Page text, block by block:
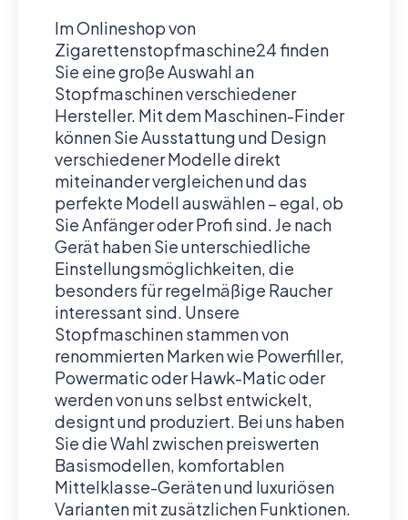
Im Onlineshop von
Zigarettenstopfmaschine24 finden
Sie eine große Auswahl an
Stopfmaschinen verschiedener
Hersteller. Mit dem Maschinen-Finder
können Sie Ausstattung und Design
verschiedener Modelle direkt
miteinander vergleichen und das
perfekte Modell auswählen – egal, ob
Sie Anfänger oder Profi sind. Je nach
Gerät haben Sie unterschiedliche
Einstellungsmöglichkeiten, die
besonders für regelmäßige Raucher
interessant sind. Unsere
Stopfmaschinen stammen von
renommierten Marken wie Powerfiller,
Powermatic oder Hawk-Matic oder
werden von uns selbst entwickelt,
designt und produziert. Bei uns haben
Sie die Wahl zwischen preiswerten
Basismodellen, komfortablen
Mittelklasse-Geräten und luxuriösen
Varianten mit zusätzlichen Funktionen.